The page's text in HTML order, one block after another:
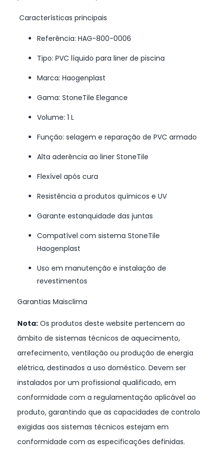
Características principais
Referência: HAG-800-0006
Tipo: PVC líquido para liner de piscina
Marca: Haogenplast
Gama: StoneTile Elegance
Volume: 1 L
Função: selagem e reparação de PVC armado
Alta aderência ao liner StoneTile
Flexível após cura
Resistência a produtos químicos e UV
Garante estanquidade das juntas
Compatível com sistema StoneTile
Haogenplast
Uso em manutenção e instalação de
revestimentos
Garantias Maisclima
Nota: Os produtos deste website pertencem ao
âmbito de sistemas técnicos de aquecimento,
arrefecimento, ventilação ou produção de energia
elétrica, destinados a uso doméstico. Devem ser
instalados por um profissional qualificado, em
conformidade com a regulamentação aplicável ao
produto, garantindo que as capacidades de controlo
exigidas aos sistemas técnicos estejam em
conformidade com as especificações definidas.